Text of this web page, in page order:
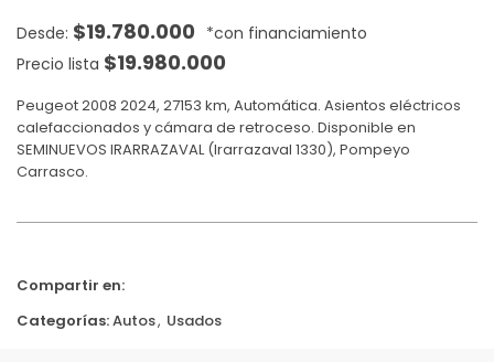
$19.780.000
Precio lista $19.980.000
Peugeot 2008 2024, 27153 km, Automática. Asientos eléctricos
calefaccionados y cámara de retroceso. Disponible en
SEMINUEVOS IRARRAZAVAL (Irarrazaval 1330), Pompeyo
Carrasco.
Compartir en:
Categorías:Autos, Usados